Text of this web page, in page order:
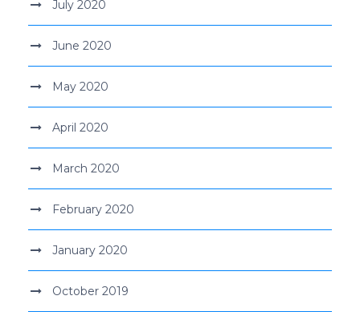
July 2020
June 2020
May 2020
April 2020
March 2020
February 2020
January 2020
October 2019